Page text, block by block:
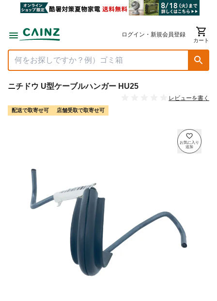
ログイン・新規会員登録
カート
ニチドウ U型ケーブルハンガー HU25
レビューを書く
配送で取寄せ可 店舗受取で取寄せ可